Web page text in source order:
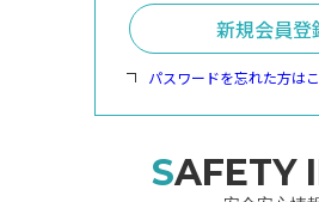
新規会員登
パスワードを忘れた方は
SAFETY